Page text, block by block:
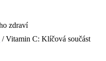
/ Vitamin C: Klíčová součást